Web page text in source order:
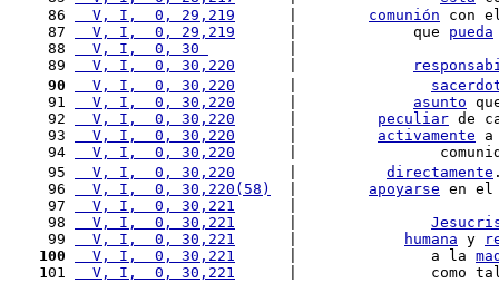
86
  V, I,  0, 29,219
comunión con
87
  V, I,  0, 29,219
      |             que
pueda
88
  V, I,  0, 30
89
  V, I,  0, 30,220
90
  V, I,  0, 30,220
91
  V, I,  0, 30,220
asunto
92
  V, I,  0, 30,220
peculiar de
93
  V, I,  0, 30,220
activamente
94
  V, I,  0, 30,220
|
95
  V, I,  0, 30,220
directamente
96
  V, I,  0, 30,220(58)
apoyarse en
97
  V, I,  0, 30,221
98
  V, I,  0, 30,221
99
  V, I,  0, 30,221
humana y
100
  V, I,  0, 30,221
      |               a la
101
  V, I,  0, 30,221
|               como